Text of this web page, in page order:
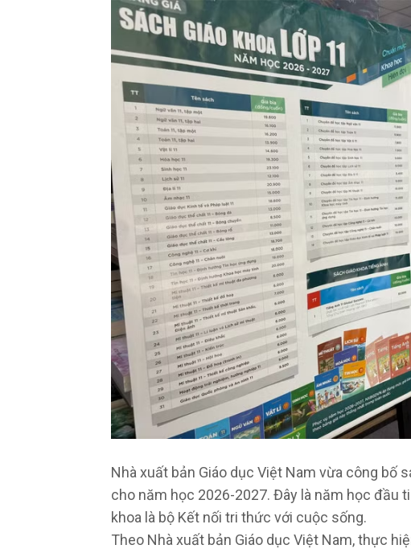
Nhà xuất bản Giáo dục Việt Nam vừa công bố
cho năm học 2026-2027. Đây là năm học đầu
khoa là bộ Kết nối tri thức với cuộc sống.
Theo Nhà xuất bản Giáo dục Việt Nam, thực